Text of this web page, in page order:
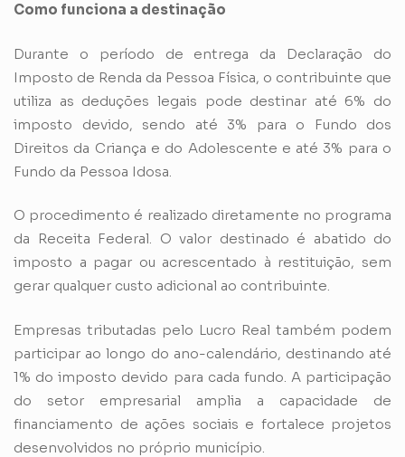
Como funciona a destinação
Durante o período de entrega da Declaração do
Imposto de Renda da Pessoa Física, o contribuinte que
utiliza as deduções legais pode destinar até 6% do
imposto devido, sendo até 3% para o Fundo dos
Direitos da Criança e do Adolescente e até 3% para o
Fundo da Pessoa Idosa.
O procedimento é realizado diretamente no programa
da Receita Federal. O valor destinado é abatido do
imposto a pagar ou acrescentado à restituição, sem
gerar qualquer custo adicional ao contribuinte.
Empresas tributadas pelo Lucro Real também podem
participar ao longo do ano-calendário, destinando até
1% do imposto devido para cada fundo. A participação
do setor empresarial amplia a capacidade de
financiamento de ações sociais e fortalece projetos
desenvolvidos no próprio município.